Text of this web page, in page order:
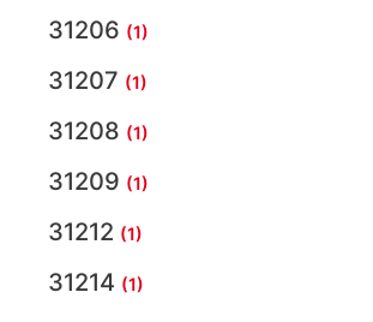
31206 (1)
31207 (1)
31208 (1)
31209 (1)
31212 (1)
31214 (1)